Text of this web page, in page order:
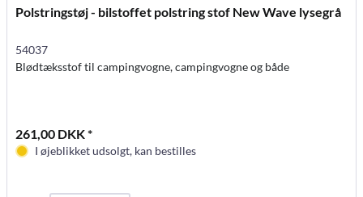
Polstringstøj - bilstoffet polstring stof New Wave lysegrå
54037
Blødtæksstof til campingvogne, campingvogne og både
261,00 DKK *
I øjeblikket udsolgt, kan bestilles